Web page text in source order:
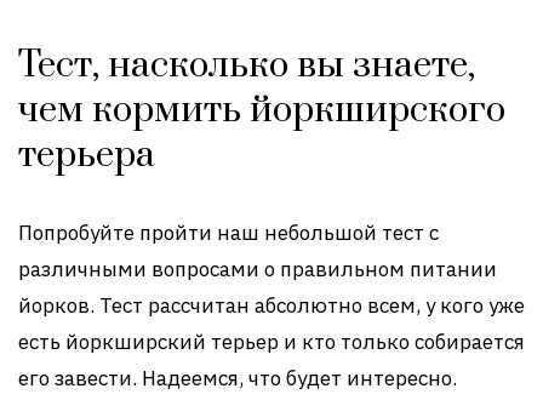
Тест, насколько вы знаете,
чем кормить йоркширского
терьера
Попробуйте пройти наш небольшой тест с
различными вопросами о правильном питании
йорков. Тест рассчитан абсолютно всем, у кого уже
есть йоркширский терьер и кто только собирается
его завести. Надеемся, что будет интересно.